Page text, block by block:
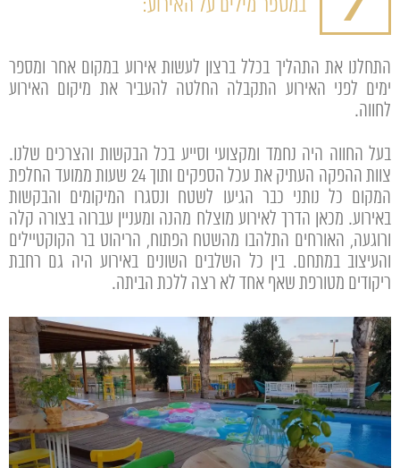
במספר מילים על האירוע:
התחלנו את התהליך בכלל ברצון לעשות אירוע במקום אחר ומספר
ימים לפני האירוע התקבלה החלטה להעביר את מיקום האירוע
לחווה.
בעל החווה היה נחמד ומקצועי וסייע בכל הבקשות והצרכים שלנו.
צוות ההפקה העתיק את עכל הספקים ותוך 24 שעות ממועד החלפת
המקום כל נותני כבר הגיעו לשטח ונסגרו המיקומים והבקשות
באירוע. מכאן הדרך לאירוע מוצלח מהנה ומעניין עברוה בצורה קלה
ורוגעה, האורחים התלהבו מהשטח הפתוח, הריהוט בר הקוקטיילים
והעיצוב במתחם. בין כל השלבים השונים באירוע היה גם רחבת
ריקודים מטורפת שאף אחד לא רצה ללכת הביתה.